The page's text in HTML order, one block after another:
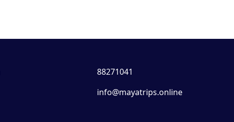
88271041
info@mayatrips.online